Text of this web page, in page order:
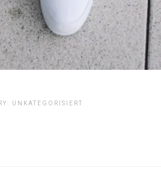
UNKATEGORISIERT